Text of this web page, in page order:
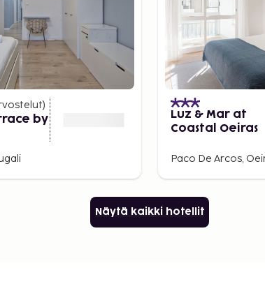
)
by
Luz & Mar at
Coastal Oeiras
Paco De Arcos,
Näytä kaikki hotellit